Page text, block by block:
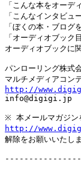
「こんな本をオーデ
「こんなインタビュ
「ぼくの本・ブログ
「オーディオブック
オーディオブックに
パンローリング株式
http://
info@digigi.jp
http://
解除をお願いいたしま